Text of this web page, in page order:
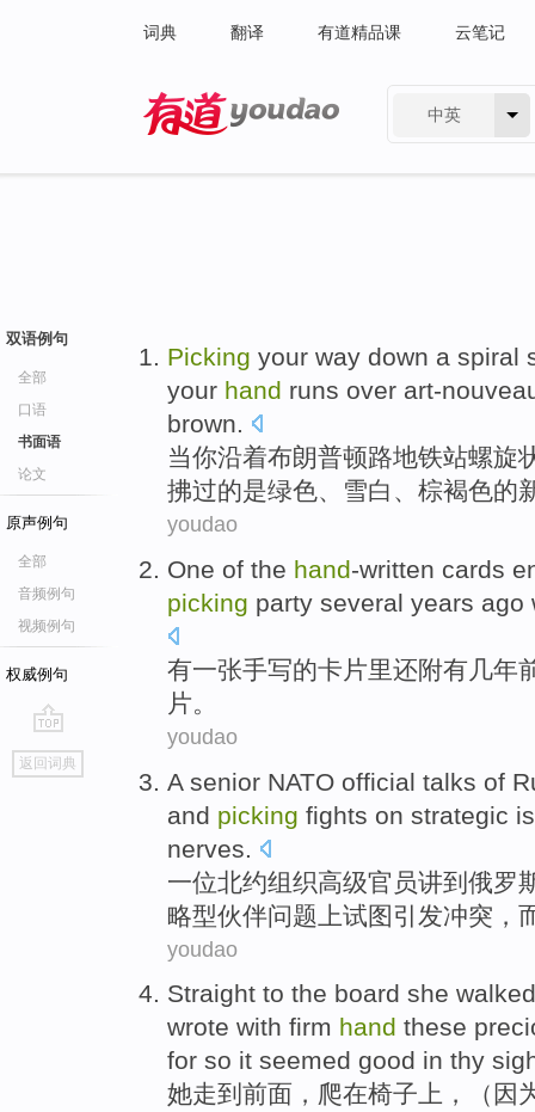
词典 翻译 有道精品课 云笔记
中英
双语例句
全部
口语
书面语
论文
原声例句
全部
音频例句
视频例句
权威例句
go
top
返回词典
Picking your way down a spiral
your hand runs over art-
brown.
当你沿着布朗普顿路地铁站螺旋
拂过的是绿色、雪白、棕褐色的
youdao
One of the hand-written cards
picking party several years ago
有一张手写的卡片里还附有几年
片。
youdao
A senior NATO official talks of
and picking fights on strategic
nerves
一位北约组织高级官员讲到 俄罗
略型伙伴问题上试图引发冲突 ，
youdao
Straight to the board she walked
wrote with firm hand these
for so it seemed good in thy
她走到前面 ，爬在椅子 上 ，（因